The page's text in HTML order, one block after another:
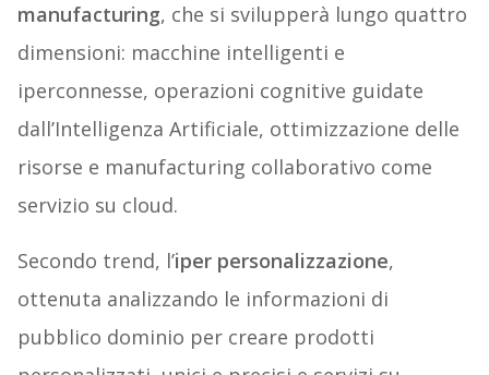
manufacturing, che si svilupperà lungo quattro
dimensioni: macchine intelligenti e
iperconnesse, operazioni cognitive guidate
dall’Intelligenza Artificiale, ottimizzazione delle
risorse e manufacturing collaborativo come
servizio su cloud.
Secondo trend, l’iper personalizzazione,
ottenuta analizzando le informazioni di
pubblico dominio per creare prodotti